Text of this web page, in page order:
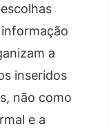
a
inseridos
não como
e a